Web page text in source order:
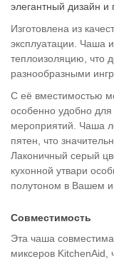
элегантный дизайн и
Изготовлена из
эксплуатации. Чаша
теплоизоляцию, что
разнообразными
С её вместимостью
особенно удобно
мероприятий. Чаша
пятен, что
Лаконичный серый
кухонной утвари
полутоном в Вашем
Совместимость
Эта чаша
миксеров KitchenAid,